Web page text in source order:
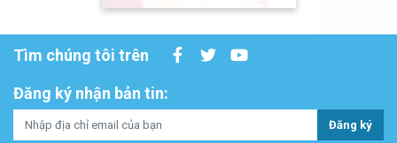
Tìm chúng tôi trên
Đăng ký nhận bản tin:
Đăng ký